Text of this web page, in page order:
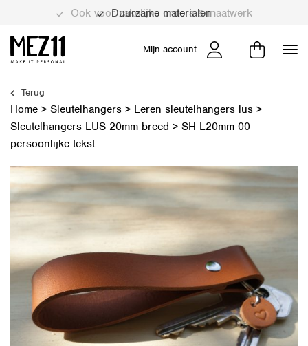
Duurzame materialen
Mijn account
Terug
Home > Sleutelhangers > Leren sleutelhangers lus >
Sleutelhangers LUS 20mm breed > SH-L20mm-00
persoonlijke tekst